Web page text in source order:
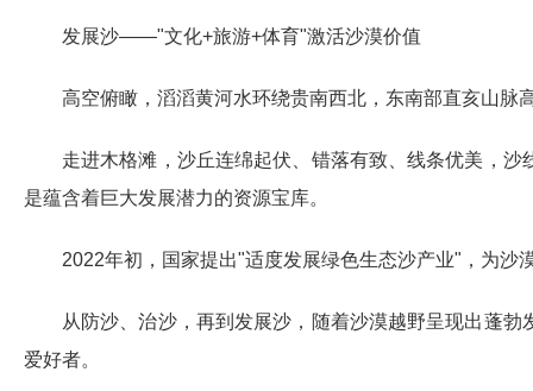
发展沙——"文化+旅游+体育"激活沙漠价值
高空俯瞰，滔滔黄河水环绕贵南西北，东南部直亥山
走进木格滩，沙丘连绵起伏、错落有致、线条优美，
是蕴含着巨大发展潜力的资源宝库。
2022年初，国家提出"适度发展绿色生态沙产业"，为沙
从防沙、治沙，再到发展沙，随着沙漠越野呈现出蓬
爱好者。